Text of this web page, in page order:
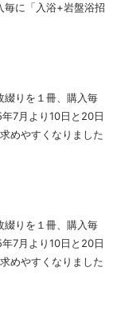
毎に「入浴+岩盤浴招
綴りを１冊、購入毎
7月より10日と20日
めやすくなりました
綴りを１冊、購入毎
7月より10日と20日
めやすくなりました